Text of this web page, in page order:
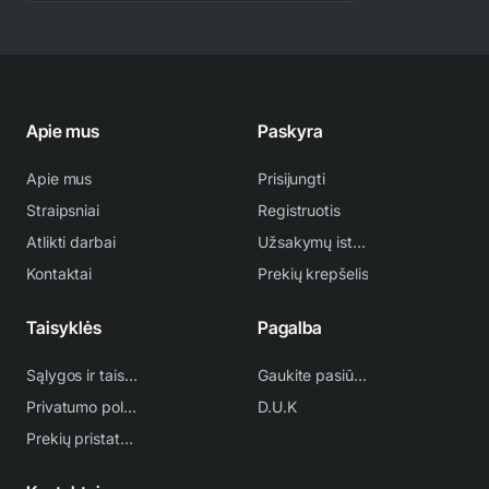
Apie mus
Apie mus
Straipsniai
Atlikti darbai
Kontaktai
Paskyra
Prisijungti
Registruotis
Užsakymų istorija
Prekių krepšelis
Taisyklės
Sąlygos ir taisyklės
Privatumo politika
Prekių pristatymas
Pagalba
Gaukite pasiūlymą
D.U.K